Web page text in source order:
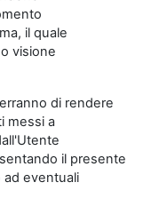
il quale
visione
di rendere
messi a
il presente
ad eventuali